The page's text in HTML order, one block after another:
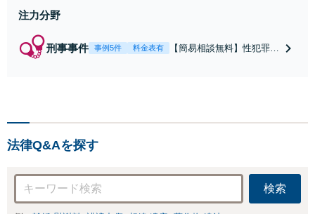
注力分野
刑事事件 事例5件 料金表有
【簡易相談無料】性犯罪
法律Q&Aを探す
検索